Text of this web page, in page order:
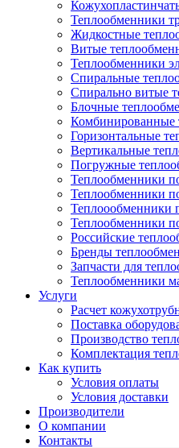
Теплообменники
Жидкостные
Витые
Теплообменники
Спиральные
Спирально витые
Блочные
Комбинированные
Горизонтальные
Вертикальные
Погружные
Теплообменники
Теплообменники
Теплоообменники
Теплообменники
Российские
Бренды
Запчасти для
Теплообменники
Услуги
Расчет
Поставка
Производство
Комплектация
Как купить
Условия оплаты
Условия доставки
Производители
О компании
Контакты